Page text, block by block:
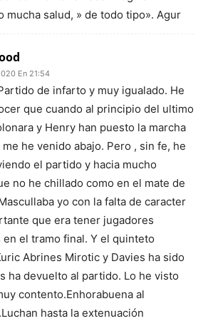
mucha salud, » de todo tipo». Agur
En 21:54
de infarto y muy igualado. He
que cuando al principio del ultimo
y Henry han puesto la marcha
he venido abajo. Pero , sin fe, he
el partido y hacia mucho
no he chillado como en el mate de
yo con la falta de caracter
que era tener jugadores
el tramo final. Y el quinteto
Abrines Mirotic y Davies ha sido
ha devuelto al partido. Lo he visto
contento.Enhorabuena al
hasta la extenuación